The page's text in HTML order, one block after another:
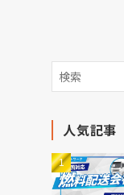
人気記事